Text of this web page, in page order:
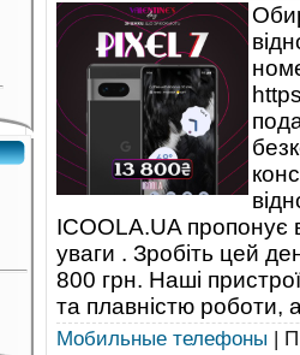
ICOOLA.UA пропонує
уваги . Зробіть цей
800 грн. Наші
та плавністю роботи,
Мобильные телефоны |